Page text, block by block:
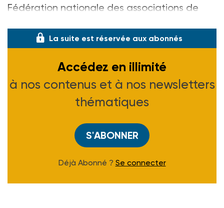
Fédération nationale des associations de
La suite est réservée aux abonnés
Accédez en illimité
à nos contenus et à nos newsletters
thématiques
S'ABONNER
Déjà Abonné ? Se connecter